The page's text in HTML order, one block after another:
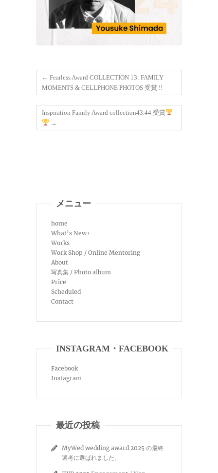
← Fearless Award COLLECTION 13: FAMILY
MOMENTS & CELLPHONE PHOTOS 受賞 !!
Inspiration Family Award collection43.44 受賞
→
メニュー
home
What’s New+
Works
Work Shop / Online Mentoring
About
写真集 / Photo album
Price
Scheduled
Contact
INSTAGRAM・FACEBOOK
Facebook
Instagram
最近の投稿
MyWed wedding award 2025 の最終
選考に選ばれました。